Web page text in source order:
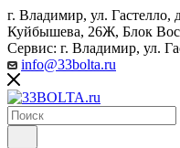
г. Владимир, ул. Гастелло,
Куйбышева, 26Ж, Блок
Сервис: г. Владимир, ул.
info@33bolta.ru